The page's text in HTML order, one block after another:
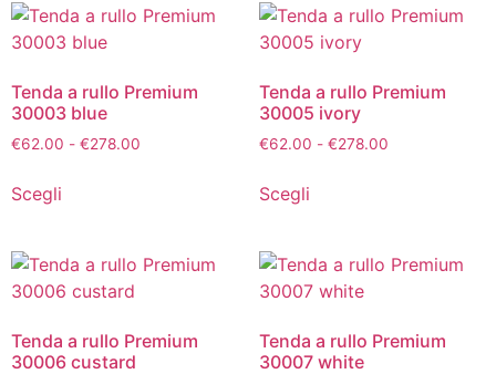
Tenda a rullo Premium
30003 blue
€62.00 - €278.00
Scegli
Tenda a rullo Premium
30005 ivory
€62.00 - €278.00
Scegli
Tenda a rullo Premium
30006 custard
Tenda a rullo Premium
30007 white